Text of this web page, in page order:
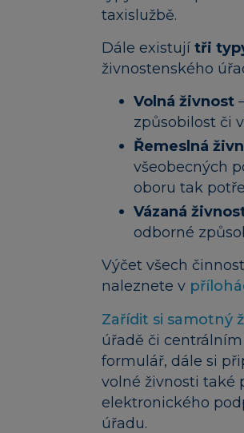
taxislužbě.
Dále existují tři
živnostenského
Volná živnost
způsobilost či
Řemeslná
všeobecných
oboru tak
Vázaná
odborné
Výčet všech
naleznete v
Zařídit si samotný
úřadě či
formulář, dále si
volné živnosti také
elektronického
úřadu.